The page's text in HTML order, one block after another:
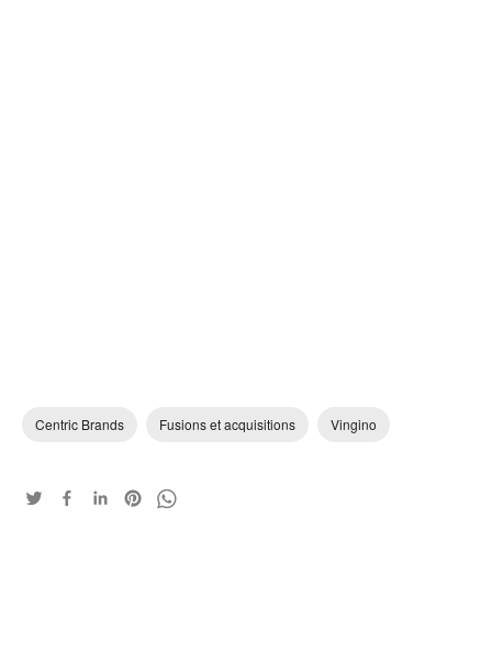
Centric Brands Fusions et acquisitions Vingino